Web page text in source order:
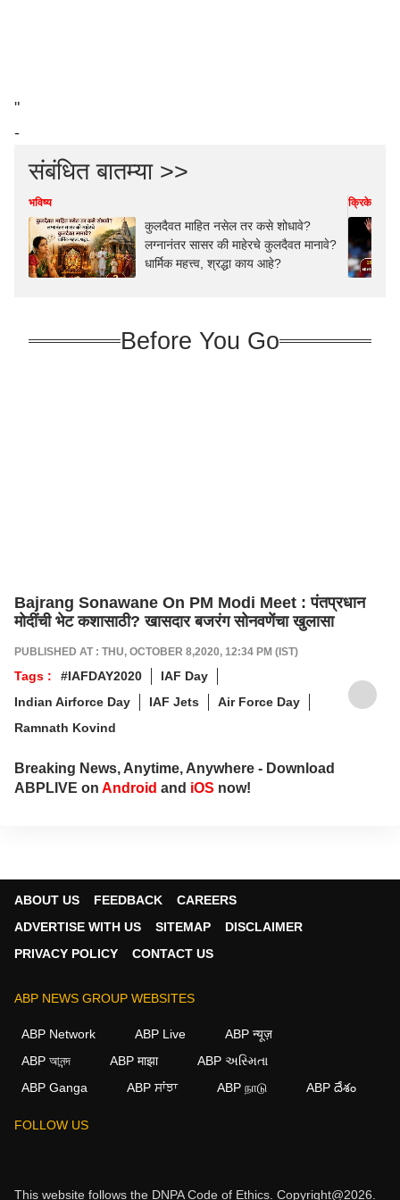
"
-
संबंधित बातम्या >>
भविष्य
कुलदैवत माहित नसेल तर कसे शोधावे?
लग्नानंतर सासर की माहेरचे कुलदैवत मानावे?
धार्मिक महत्त्व, श्रद्धा काय आहे?
क्रिकेट
Before You Go
Bajrang Sonawane On PM Modi Meet : पंतप्रधान
मोदींची भेट कशासाठी? खासदार बजरंग सोनवणेंचा खुलासा
PUBLISHED AT : THU, OCTOBER 8,2020, 12:34 PM (IST)
Tags : #IAFDAY2020
IAF Day
Indian Airforce Day
IAF Jets
Air Force Day
Ramnath Kovind
Breaking News, Anytime, Anywhere - Download
ABPLIVE on Android and iOS now!
ABOUT US FEEDBACK
CAREERS
ADVERTISE WITH US
SITEMAP
DISCLAIMER
PRIVACY POLICY
CONTACT US
ABP NEWS GROUP WEBSITES
ABP Network ABP Live
ABP न्यूज़
ABP আনন্দ
ABP माझा
ABP અસ્મિતા
ABP Ganga
ABP ਸਾਂਝਾ ABP நாடு ABP దేశం
FOLLOW US
This website follows the DNPA Code of Ethics. Copyright@2026.